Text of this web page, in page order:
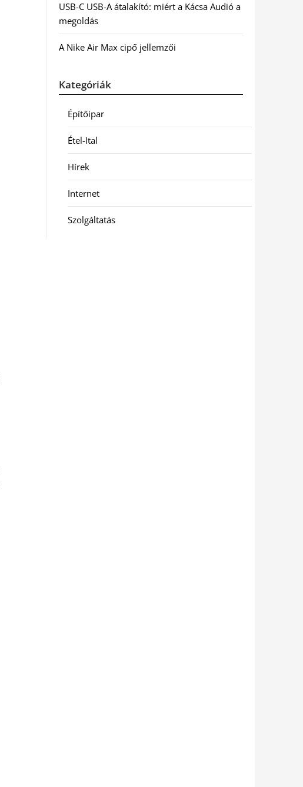
USB-C USB-A átalakító: miért a Kácsa Audió a
megoldás
A Nike Air Max cipő jellemzői
Kategóriák
Építőipar
Étel-Ital
Hírek
Internet
Szolgáltatás